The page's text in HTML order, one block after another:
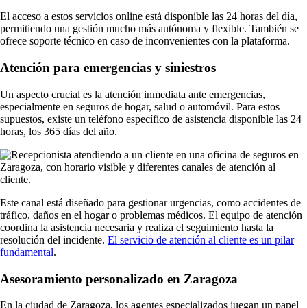
El acceso a estos servicios online está disponible las 24 horas del día,
permitiendo una gestión mucho más autónoma y flexible. También se
ofrece soporte técnico en caso de inconvenientes con la plataforma.
Atención para emergencias y siniestros
Un aspecto crucial es la atención inmediata ante emergencias,
especialmente en seguros de hogar, salud o automóvil. Para estos
supuestos, existe un teléfono específico de asistencia disponible las 24
horas, los 365 días del año.
Este canal está diseñado para gestionar urgencias, como accidentes de
tráfico, daños en el hogar o problemas médicos. El equipo de atención
coordina la asistencia necesaria y realiza el seguimiento hasta la
resolución del incidente. El servicio de atención al cliente es un pilar
fundamental.
Asesoramiento personalizado en Zaragoza
En la ciudad de Zaragoza, los agentes especializados juegan un papel